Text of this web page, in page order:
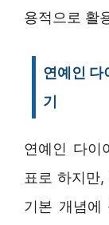
용적으로 활
연예인 다
기
연예인 다이
표로 하지만
기본 개념에